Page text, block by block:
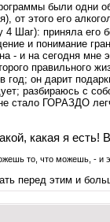
были одни
от этого его
Шаг): приняла его
и понимание
- и на сегодня мне
правильного
он дарит
разбираюсь с
стало ГОРАЗДО
какая я есть!
то, что можешь, - и
перед этим и